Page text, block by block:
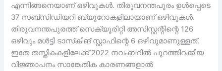
എന്നിങ്ങനെയാണ് ഒഴിവുകൾ. തിരുവനന്തപുരം ഉൾപ്പെടെ
37 സബ്‌സിഡിയറി ബ്യൂറോകളിലായാണ് ഒഴിവുകൾ.
തിരുവനന്തപുരത്ത് സെക്യൂരിറ്റി അസിസ്റ്റന്റിന്റെ 126
ഒഴിവും മൾട്ടി ടാസ്‌കിങ് സ്റ്റാഫിന്റെ 6 ഒഴിവുമാണുള്ളത്.
ഇതേ തസ്തികകളിലേക്ക് 2022 നവംബറിൽ പുറത്തിറക്കിയ
വിജ്ഞാപനം സാങ്കേതിക കാരണങ്ങളാൽ